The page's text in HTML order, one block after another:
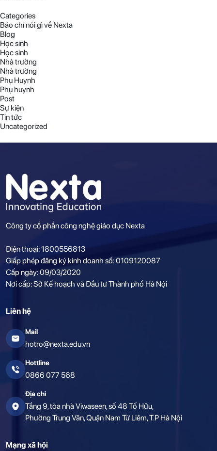
Categories
Báo chí nói gì về Nexta
Blog
Học sinh
Học sinh
Nhà trường
Nhà trường
Phụ Huynh
Phụ huynh
Post
Sự kiện
Tin tức
Uncategorized
Công ty cổ phần công nghệ giáo dục Nexta
Điện thoại: 1800556813
Giấp phép đăng ký kinh doanh số: 0109120087
Cấp ngày: 09/03/2020
Nơi cấp: Sở Kế hoạch và Đầu tư Thành phố Hà Nội
Liên hệ
Mail
hotro@nexta.edu.vn
Hottline
0866 077 568
Địa chỉ
Tầng 9, tòa nhà Viwaseen, số 48 Tố Hữu,
Phường Trung Văn, Quận Nam Từ Liêm, T.P Hà Nội
Mạng xã hội